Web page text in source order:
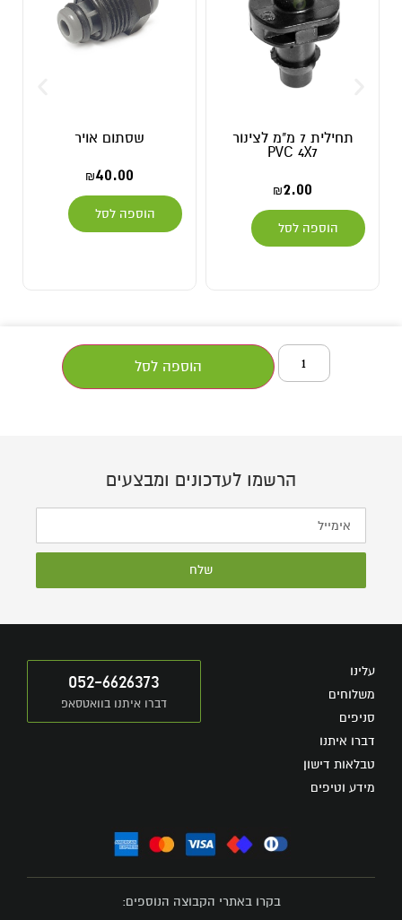
תחילית 7 מ"מ לצינור
PVC 4X7
₪2.00
הוספה לסל
שסתום אויר
₪40.00
הוספה לסל
הוספה לסל
הרשמו לעדכונים ומבצעים
שלח
עלינו
משלוחים
סניפים
דברו איתנו
טבלאות דישון
מידע וטיפים
052-6626373
דברו איתנו בוואטסאפ
בקרו באתרי הקבוצה הנוספים: